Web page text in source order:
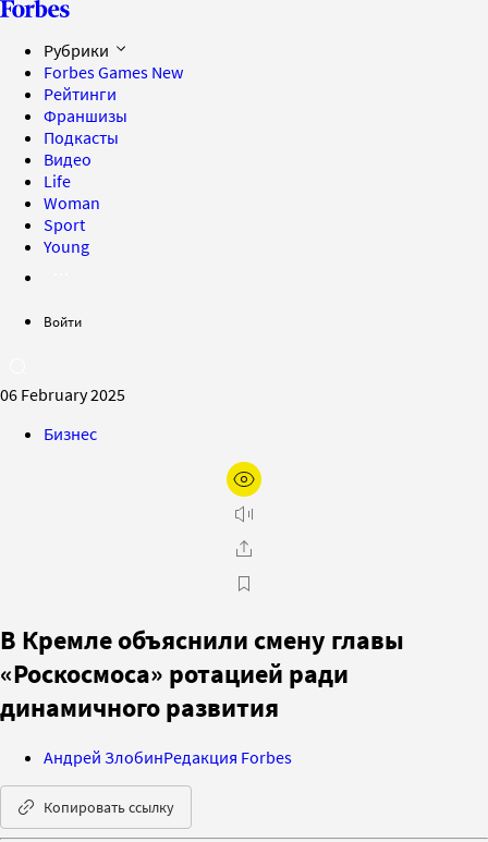
Рубрики
Forbes Games New
Рейтинги
Франшизы
Подкасты
Видео
Life
Woman
Sport
Young
Войти
06 February 2025
Бизнес
В Кремле объяснили смену главы
«Роскосмоса» ротацией ради
динамичного развития
Андрей ЗлобинРедакция Forbes
Копировать ссылку